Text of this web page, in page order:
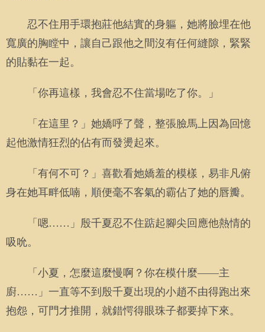
忍不住用手環抱莊他結實的身軀，她將臉埋在他
寬廣的胸瞠中，讓自己跟他之間沒有任何縫隙，緊緊
的貼黏在一起。
「你再這樣，我會忍不住當場吃了你。」
「在這里？」她嬌呼了聲，整張臉馬上因為回憶
起他激情狂烈的佔有而發燙起來。
「有何不可？」喜歡看她嬌羞的模樣，易非凡俯
身在她耳畔低喃，順便毫不客氣的霸佔了她的唇瓣。
「嗯……」殷千夏忍不住踮起腳尖回應他熱情的
吸吮。
「小夏，怎麼這麼慢啊？你在模什麼——主
廚……」一直等不到殷千夏出現的小趙不由得跑出來
抱怨，可門才推開，就錯愕得眼珠子都要掉下來。